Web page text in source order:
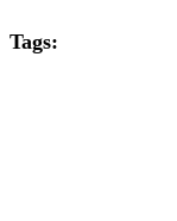
Tags: